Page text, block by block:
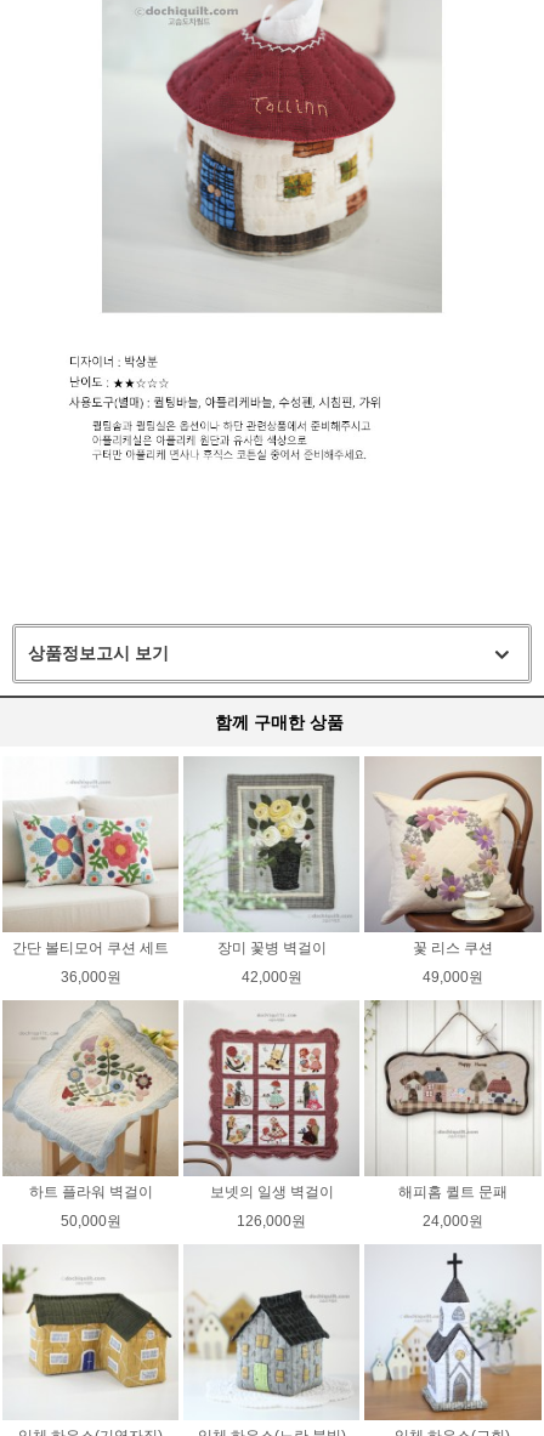
상품정보고시 보기
함께 구매한 상품
간단 볼티모어 쿠션 세트
36,000원
장미 꽃병 벽걸이
42,000원
꽃 리스 쿠션
49,000원
하트 플라워 벽걸이
50,000원
보넷의 일생 벽걸이
126,000원
해피홈 퀼트 문패
24,000원